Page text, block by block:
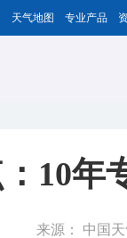
天气地图 专业产品
10年
来源： 中国天